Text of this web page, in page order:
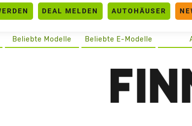
DEAL MELDEN AUTOHÄUSER
Beliebte E-Modelle
Beliebte Modelle